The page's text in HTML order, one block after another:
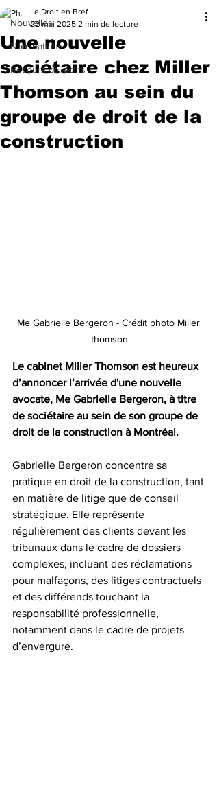
Nouvelles
Nominations
Recours collectifs
Une nouvelle
sociétaire chez Miller
Thomson au sein du
groupe de droit de la
construction
Le Droit en Bref
22 mai 2025 2 min de lecture
Me Gabrielle Bergeron - Crédit photo Miller
thomson
Le cabinet Miller Thomson est heureux
d’annoncer l’arrivée d'une nouvelle
avocate, Me Gabrielle Bergeron, à titre
de sociétaire au sein de son groupe de
droit de la construction à Montréal.
Gabrielle Bergeron concentre sa
pratique en droit de la construction, tant
en matière de litige que de conseil
stratégique. Elle représente
régulièrement des clients devant les
tribunaux dans le cadre de dossiers
complexes, incluant des réclamations
pour malfaçons, des litiges contractuels
et des différends touchant la
responsabilité professionnelle,
notamment dans le cadre de projets
d’envergure.